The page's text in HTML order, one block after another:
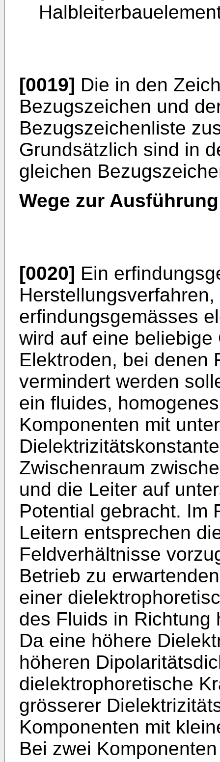
[0019] Die in den
Bezugszeichen und
Bezugszeichenliste
Grundsätzlich sind in
gleichen
Wege zur
[0020] Ein
erfindungsgemässes
wird auf eine
Elektroden, bei denen
vermindert werden
ein fluides,
Komponenten mit
Zwischenraum
und die Leiter auf
Potential gebracht. Im
Leitern entsprechen
Feldverhältnisse
Betrieb zu
einer
des Fluids in Richtung
Da eine höhere
höheren
dielektrophoretische
grösserer
Komponenten mit
Bei zwei